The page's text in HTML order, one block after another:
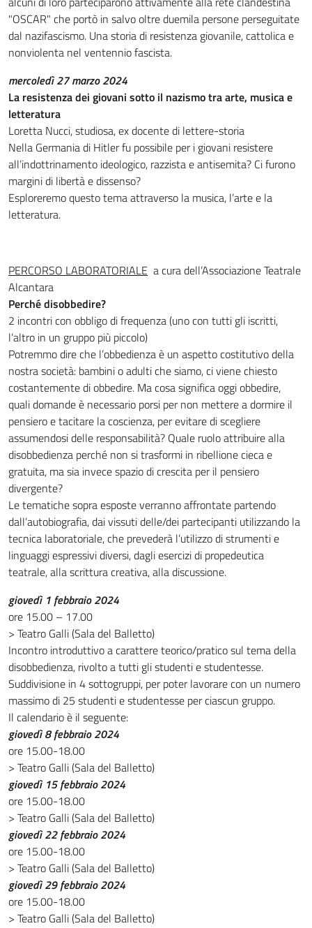
"OSCAR" che portò in salvo oltre duemila persone perseguitate
dal nazifascismo. Una storia di resistenza giovanile, cattolica e
nonviolenta nel ventennio fascista.
mercoledì 27 marzo 2024
La resistenza dei giovani sotto il nazismo tra arte, musica e
letteratura
Loretta Nucci, studiosa, ex docente di lettere-storia
Nella Germania di Hitler fu possibile per i giovani resistere
all’indottrinamento ideologico, razzista e antisemita? Ci furono
margini di libertà e dissenso?
Esploreremo questo tema attraverso la musica, l’arte e la
letteratura.
PERCORSO LABORATORIALE a cura dell’Associazione Teatrale
Alcantara
Perché disobbedire?
2 incontri con obbligo di frequenza (uno con tutti gli iscritti,
l’altro in un gruppo più piccolo)
Potremmo dire che l’obbedienza è un aspetto costitutivo della
nostra società: bambini o adulti che siamo, ci viene chiesto
costantemente di obbedire. Ma cosa significa oggi obbedire,
quali domande è necessario porsi per non mettere a dormire il
pensiero e tacitare la coscienza, per evitare di scegliere
assumendosi delle responsabilità? Quale ruolo attribuire alla
disobbedienza perché non si trasformi in ribellione cieca e
gratuita, ma sia invece spazio di crescita per il pensiero
divergente?
Le tematiche sopra esposte verranno affrontate partendo
dall’autobiografia, dai vissuti delle/dei partecipanti utilizzando la
tecnica laboratoriale, che prevederà l’utilizzo di strumenti e
linguaggi espressivi diversi, dagli esercizi di propedeutica
teatrale, alla scrittura creativa, alla discussione.
giovedì 1 febbraio 2024
ore 15.00 – 17.00
> Teatro Galli (Sala del Balletto)
Incontro introduttivo a carattere teorico/pratico sul tema della
disobbedienza, rivolto a tutti gli studenti e studentesse.
Suddivisione in 4 sottogruppi, per poter lavorare con un numero
massimo di 25 studenti e studentesse per ciascun gruppo.
Il calendario è il seguente:
giovedì 8 febbraio 2024
ore 15.00-18.00
> Teatro Galli (Sala del Balletto)
giovedì 15 febbraio 2024
ore 15.00-18.00
> Teatro Galli (Sala del Balletto)
giovedì 22 febbraio 2024
ore 15.00-18.00
> Teatro Galli (Sala del Balletto)
giovedì 29 febbraio 2024
ore 15.00-18.00
> Teatro Galli (Sala del Balletto)